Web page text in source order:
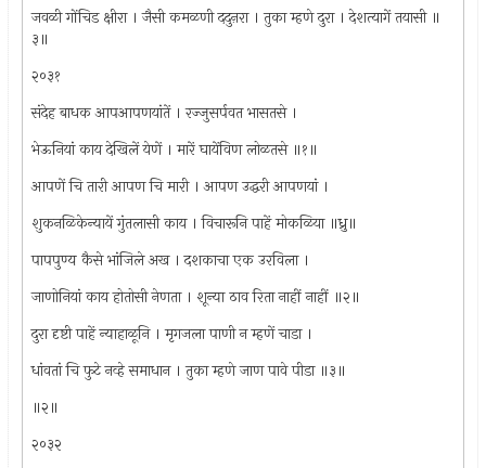
जवळी गोंचिड क्षीरा । जैसी कमळणी ददुऩरा । तुका म्हणे दुरा । देशत्यागें तयासी ॥
३॥
२०३१
संदेह बाधक आपआपणयांतें । रज्जुसर्पवत भासतसे ।
भेऊनियां काय देखिलें येणें । मारें घायेंविण लोळतसे ॥१॥
आपणें चि तारी आपण चि मारी । आपण उद्धरी आपणयां ।
शुकनळिकेन्यायें गुंतलासी काय । विचारूनि पाहें मोकळिया ॥ध्रु॥
पापपुण्य कैसे भांजिले अख । दशकाचा एक उरविला ।
जाणोनियां काय होतोसी नेणता । शून्या ठाव रिता नाहीं नाहीं ॥२॥
दुरा दृष्टी पाहें न्याहाळूनि । मृगजला पाणी न म्हणें चाडा ।
धांवतां चि फुटे नव्हे समाधान । तुका म्हणे जाण पावे पीडा ॥३॥
॥२॥
२०३२